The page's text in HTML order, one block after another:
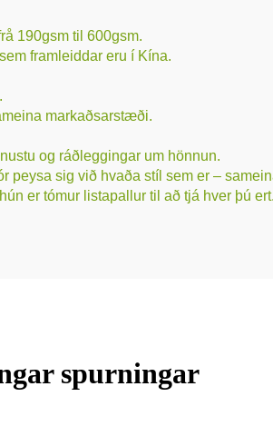
190gsm til 600gsm.
framleiddar eru í Kína.
markaðsarstæði.
og ráðleggingar um hönnun.
sig við hvaða stíl sem er –
er tómur listapallur til að tjá hver þú
spurningar